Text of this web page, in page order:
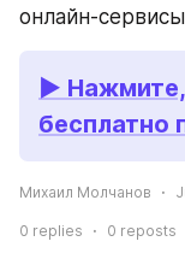
онлайн-
▶
бесплатно
Михаил Молчанов
0 replies 0 reposts